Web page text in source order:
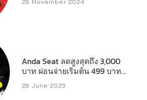
ประสิทธิภาพสูงที่พร้อมเสริ์ฟทุก
29 November 2024
Anda Seat ลดสูงสุดถึง 3,000
บาท ผ่อนจ่ายเริ่มต้น 499 บาทต่อ
เดือน
29 June 2023